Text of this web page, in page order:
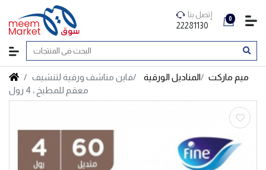
إتصل بنا
22281130
0
ميم ماركت المناديل الورقية
فاين مناشف ورقية لتنشيف
معقم للمطبخ ، 4 رول